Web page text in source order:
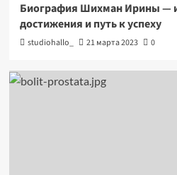
Биография Шихман Ирины —
достижения и путь к успеху
studiohallo_ 21 марта 2023 0